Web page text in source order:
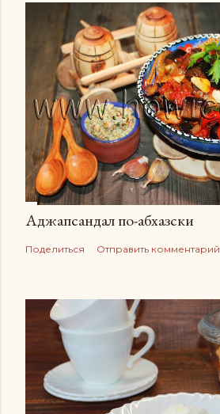
Аджапсандал по-абхазски
Поделиться Отправить комментарий